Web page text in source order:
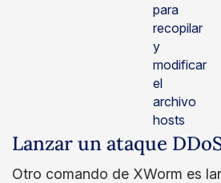
para
recopilar
y
modificar
el
archivo
hosts
Lanzar un ataque
Otro comando de XWorm es